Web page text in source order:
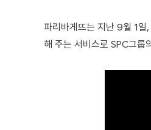
파리바게뜨는 지난 9월 1일,
해 주는 서비스로 SPC그룹